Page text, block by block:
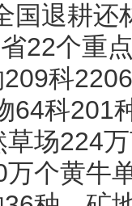
国退耕还
22个重
科
64科201
场224
个黄牛